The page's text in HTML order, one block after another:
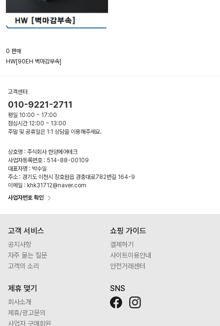
0 판매
HW[90EH 벽마감부속]
고객센터
010-9221-2711
평일 10:00 ~ 17:00
점심시간 12:00 ~ 13:00
주말 및 공휴일은 1:1 상담을 이용해주세요.
상호명 : 주식회사 한양에어테크
사업자등록번호 : 514-88-00109
대표자명 : 박수일
주소 : 경기도 이천시 장호원읍 경충대로782번길 164-9
이메일 : khk31712@naver.com
사업자번호 확인
고객 서비스
공지사항
자주 묻는 질문
고객의 소리
쇼핑 가이드
결제하기
사이트이용안내
안전거래센터
제휴 맺기
회사소개
제휴/광고문의
사업자 구매회원
SNS